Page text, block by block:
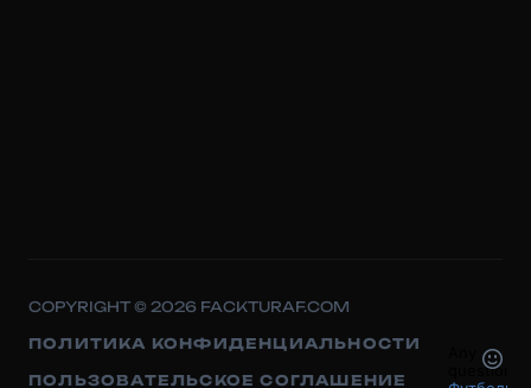
COPYRIGHT © 2026 FACKTURAF.COM
ПОЛИТИКА КОНФИДЕНЦИАЛЬНОСТИ
ПОЛЬЗОВАТЕЛЬСКОЕ СОГЛАШЕНИЕ